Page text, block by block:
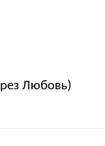
Любовь)